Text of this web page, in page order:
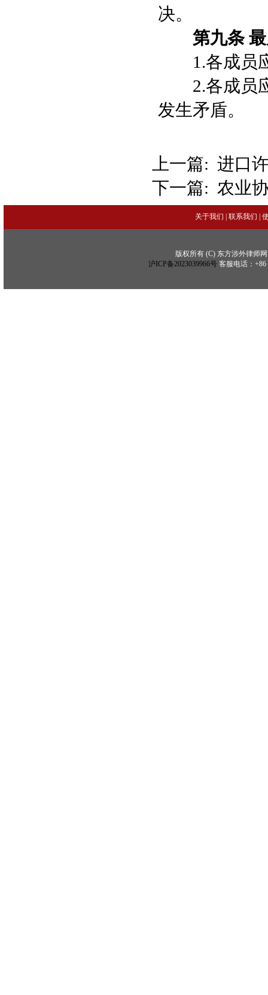
决。
第九条
1.各成员应
2.各成员应
发生矛盾。
上一篇: 进口
下一篇: 农业
关于我们 联系我们
版权所有 (C) 东方涉外律师网
沪ICP备2023039966号客服电话：+86